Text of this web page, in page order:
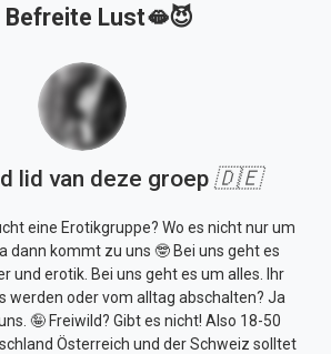
Befreite Lust🫦😈
lid van deze groep 🇩🇪
eine Erotikgruppe? Wo es nicht nur um
dann kommt zu uns 🤓 Bei uns geht es
und erotik. Bei uns geht es um alles. Ihr
werden oder vom alltag abschalten? Ja
🤪 Freiwild? Gibt es nicht! Also 18-50
Österreich und der Schweiz solltet